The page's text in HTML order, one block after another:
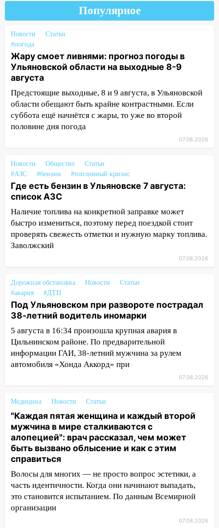
рецидивистом
14:26
по улице Ефремова
14:23
67% ульяновцев готовы
передумать увольняться, если им
повысят зарплату
14:01 Инсценировали ДТП и получили
более 4,6 миллиона рублей: перед
судом предстанет банда
автоподставщиков
В Инзе произошел крупный пожар
13:00
В суде защитили репутацию
мужчины, которого необоснованно
обвиняли в жестоком обращении с
животными
12:28 Миллион на «льготниках»: в
Ульяновской области перевозчик
провернул хитрую схему с чужими
проездными
Ульяновский алиментщик накопил
11:49
Снят режим «Ракетная
опасность» на территории Ульяновской
области
11:30 Кабмин РФ разрешил до 1 июля
2027 года импорт, выпуск и обращение
бензина Евро 2, Евро 3, Евро 4
11:12 Соцсети: на Рябикова автомобиль
10:27
Где есть бензин в Ульяновске
днем 6 августа: список АЗС
10:16 Внимание! В Ульяновской области
объявлена ракетная опасность
10:00 В Старомайнском районе утонул
09:50 В Ульяновске черный коршун
застрял в тепловозе
09:44
Ульяновские спасатели помогли
Популярное
Новости
Статьи
#погода
Жару смоет ливнями: прогноз погоды в
Ульяновской области на выходные 8-9
августа
Предстоящие выходные, 8 и 9 августа, в Ульяновской
области обещают быть крайне контрастными. Если
суббота ещё начнётся с жары, то уже во второй
половине дня погода
07.08.2026
Новости Общество
Статьи
#АЗС
#бензин #топливный кризис
Где есть бензин в Ульяновске 7 августа:
список АЗС
Наличие топлива на конкретной заправке может
быстро измениться, поэтому перед поездкой стоит
проверять свежесть отметки и нужную марку топлива.
Заволжский
07.08.2026
Дорожная обстановка Новости
Статьи
#авария
#ДТП
Под Ульяновском при развороте пострадал
38-летний водитель иномарки
5 августа в 16:34 произошла крупная авария в
Цильнинском районе. По предварительной
информации ГАИ, 38-летний мужчина за рулем
автомобиля «Хонда Аккорд» при
07.08.2026
Медицина Новости Статьи
"Каждая пятая женщина и каждый второй
мужчина в мире сталкиваются с
алопецией": врач рассказал, чем может
быть вызвано облысение и как с этим
справиться
Волосы для многих — не просто вопрос эстетики, а
часть идентичности. Когда они начинают выпадать,
это становится испытанием. По данным Всемирной
организации
07.08.2026